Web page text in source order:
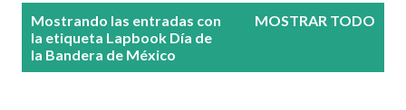
Mostrando las entradas con
la etiqueta Lapbook Día de
la Bandera de México
MOSTRAR TODO